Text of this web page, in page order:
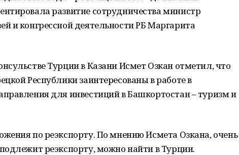
развитие сотрудничества министр
и конгрессной деятельности РБ Маргарита
Турции в Казани Исмет Озкан отметил, что
Республики заинтересованы в работе в
для инвестиций в Башкортостан – туризм и
по реэкспорту. По мнению Исмета Озкана, очень
реэкспорту, можно найти в Турции.